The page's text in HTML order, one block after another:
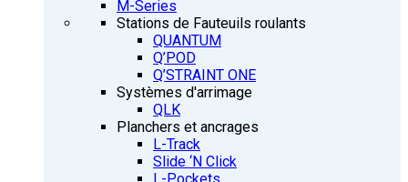
M-Series
Stations de Fauteuils roulants
QUANTUM
Q’POD
Q’STRAINT ONE
Systèmes d'arrimage
QLK
Planchers et ancrages
L-Track
Slide ‘N Click